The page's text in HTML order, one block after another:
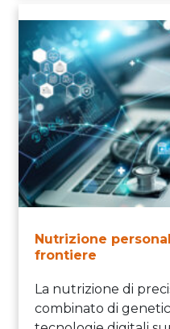
Nutrizione
frontiere
La nutrizione di
combinato di